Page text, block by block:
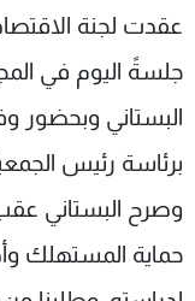
عقدت لجنة
جلسةً اليوم في
البستاني وبحضور
برئاسة رئيس
وصرح البستاني
حماية المستهلك
الإنـتـاج